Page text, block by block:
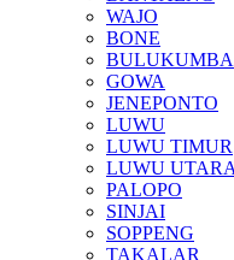
WAJO
BONE
BULUKUMBA
GOWA
JENEPONTO
LUWU
LUWU TIMUR
LUWU UTARA
PALOPO
SINJAI
SOPPENG
TAKALAR